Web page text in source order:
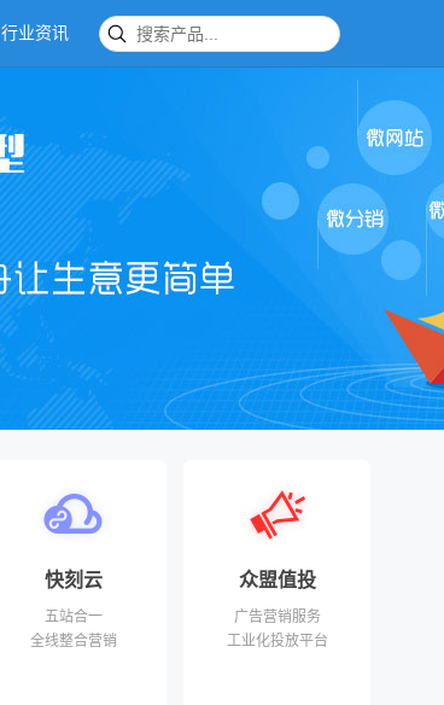
行业资讯
快刻云
五站合一
全线整合营销
众盟值投
广告营销服务
工业化投放平台